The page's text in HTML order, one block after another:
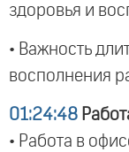
здоровья и
• Важность
восполнения
01:24:48
• Работа в